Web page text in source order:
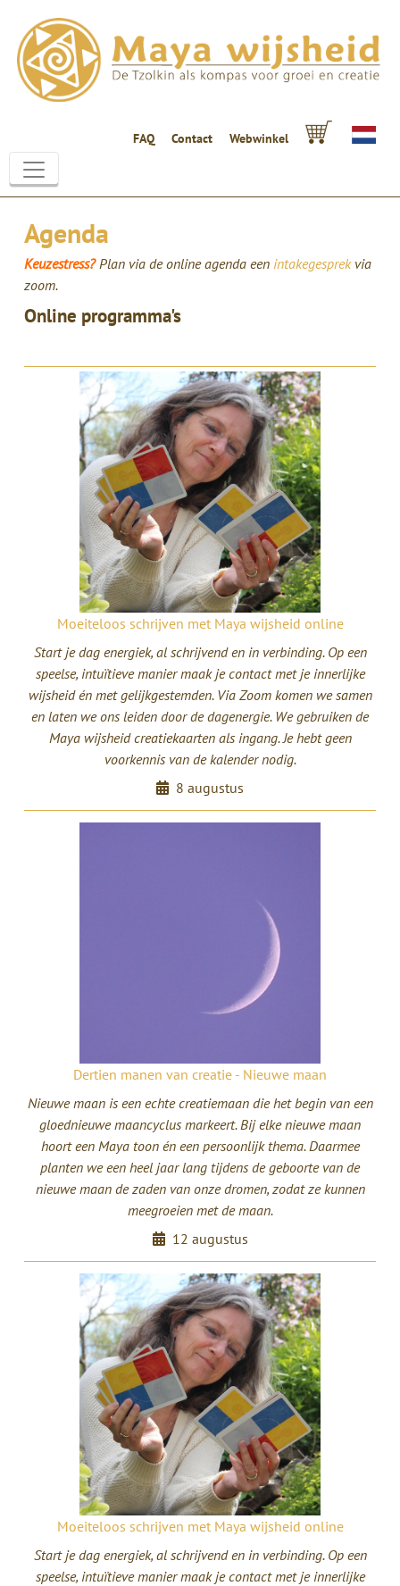
FAQ Contact Webwinkel
Agenda
Keuzestress?Plan via de online agenda een intakegesprekvia
zoom.
Online programma's
Moeiteloos schrijven met Maya wijsheid online
Start je dag energiek, al schrijvend en in verbinding. Op een
speelse, intuïtieve manier maak je contact met je innerlijke
wijsheid én met gelijkgestemden. Via Zoom komen we samen
en laten we ons leiden door de dagenergie. We gebruiken de
Maya wijsheid creatiekaarten als ingang. Je hebt geen
voorkennis van de kalender nodig.
8 augustus
Dertien manen van creatie - Nieuwe maan
Nieuwe maan is een echte creatiemaan die het begin van een
gloednieuwe maancyclus markeert. Bij elke nieuwe maan
hoort een Maya toon én een persoonlijk thema. Daarmee
planten we een heel jaar lang tijdens de geboorte van de
nieuwe maan de zaden van onze dromen, zodat ze kunnen
meegroeien met de maan.
12 augustus
Moeiteloos schrijven met Maya wijsheid online
Start je dag energiek, al schrijvend en in verbinding. Op een
speelse, intuïtieve manier maak je contact met je innerlijke